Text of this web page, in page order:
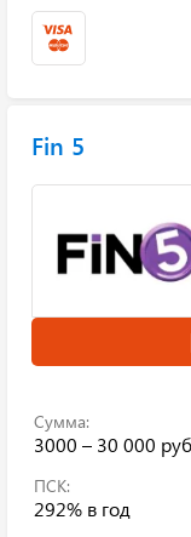
Fin 5
Сумма:
3000 – 30 000
ПСК:
292% в год